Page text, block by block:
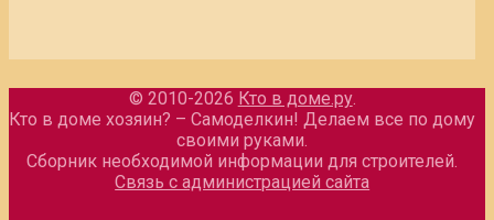
© 2010-2026 Кто в доме.ру.
Кто в доме хозяин? – Самоделкин! Делаем все по дому
своими руками.
Сборник необходимой информации для строителей.
Связь с администрацией сайта